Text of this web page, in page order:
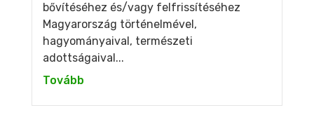
bővítéséhez és/vagy felfrissítéséhez
Magyarország történelmével,
hagyományaival, természeti
adottságaival...
Tovább